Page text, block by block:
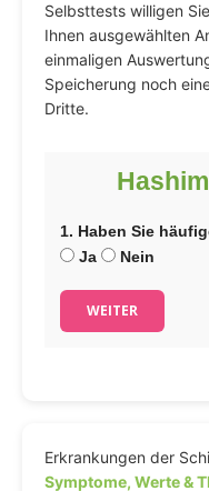
Selbsttests willigen
Ihnen ausgewählten
einmaligen
Speicherung noch
Dritte.
1. Haben Sie
Ja
Nein
WEITER
Erkrankungen der
Symptome, Werte &